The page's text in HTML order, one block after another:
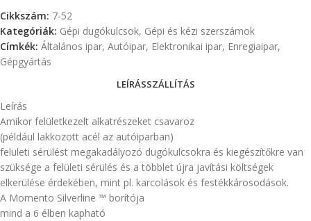
Cikkszám: 7-52
Kategóriák: Gépi dugókulcsok, Gépi és kézi szerszámok
Címkék: Általános ipar, Autóipar, Elektronikai ipar, Enregiaipar,
Gépgyártás
LEÍRÁSSZÁLLÍTÁS
Leírás
Amikor felületkezelt alkatrészeket csavaroz
(például lakkozott acél az autóiparban)
felületi sérülést megakadályozó dugókulcsokra és kiegészítőkre van
szüksége a felületi sérülés és a többlet újra javítási költségek
elkerülése érdekében, mint pl. karcolások és festékkárosodások.
A Momento Silverline ™ borítója
mind a 6 élben kapható